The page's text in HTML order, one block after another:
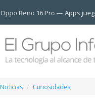
Oppo Reno 16 Pro Apps
Noticias Curiosidades